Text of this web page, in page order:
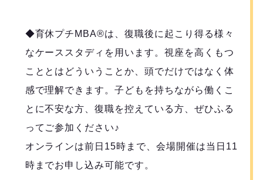
◆育休プチMBA®️は、復職後に起こり得る様々
なケーススタディを用います。視座を高くもつ
こととはどういうことか、頭でだけではなく体
感で理解できます。子どもを持ちながら働くこ
とに不安な方、復職を控えている方、ぜひふる
ってご参加ください♪
オンラインは前日15時まで、会場開催は当日11
時までお申し込み可能です。